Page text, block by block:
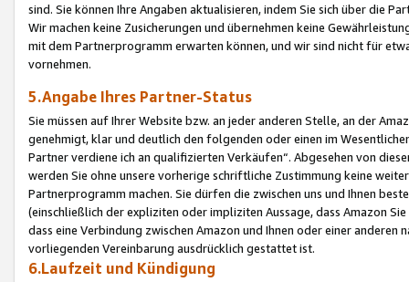
sind. Sie können Ihre Angaben aktualisieren, indem Sie sich über die
Wir machen keine Zusicherungen und übernehmen keine
mit dem Partnerprogramm erwarten können, und wir sind nicht für
vornehmen.
5.Angabe Ihres Partner-Status
Sie müssen auf Ihrer Website bzw. an jeder anderen Stelle, an der
genehmigt, klar und deutlich den folgenden oder einen im
Partner verdiene ich an qualifizierten Verkäufen“. Abgesehen von
werden Sie ohne unsere vorherige schriftliche Zustimmung keine
Partnerprogramm machen. Sie dürfen die zwischen uns und Ihnen
(einschließlich der expliziten oder impliziten Aussage, dass Amazon
dass eine Verbindung zwischen Amazon und Ihnen oder einer
vorliegenden Vereinbarung ausdrücklich gestattet ist.
6.Laufzeit und Kündigung